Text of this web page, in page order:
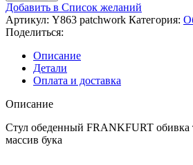
Добавить в Список желаний
Артикул: Y863 patchwork Категория:
Поделиться:
Описание
Детали
Оплата и доставка
Описание
Стул обеденный FRANKFURT обивка
массив бука